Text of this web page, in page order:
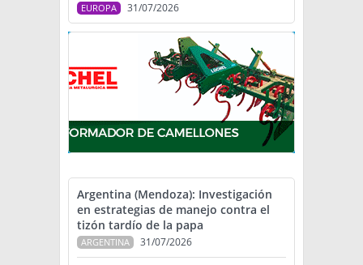
EUROPA 31/07/2026
Argentina (Mendoza): Investigación
en estrategias de manejo contra el
tizón tardío de la papa
ARGENTINA 31/07/2026